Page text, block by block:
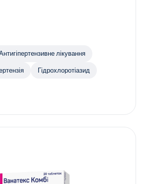
лікування
Гідрохлоротіазид